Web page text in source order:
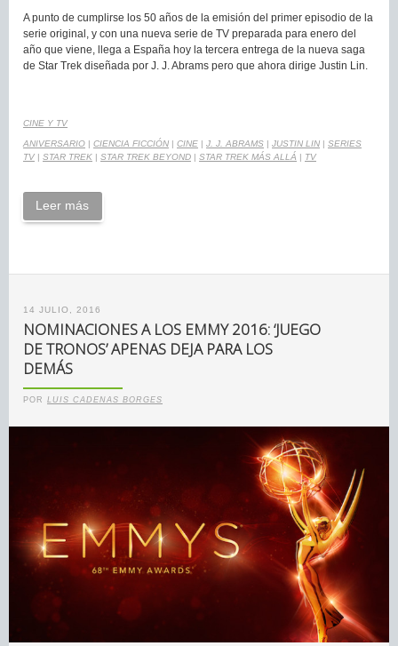
A punto de cumplirse los 50 años de la emisión del primer episodio de la
serie original, y con una nueva serie de TV preparada para enero del
año que viene, llega a España hoy la tercera entrega de la nueva saga
de Star Trek diseñada por J. J. Abrams pero que ahora dirige Justin Lin.
CINE Y TV
ANIVERSARIO | CIENCIA FICCIÓN | CINE | J. J. ABRAMS | JUSTIN LIN | SERIES
TV | STAR TREK | STAR TREK BEYOND | STAR TREK MÁS ALLÁ | TV
Leer más
14 JULIO, 2016
NOMINACIONES A LOS EMMY 2016: ‘JUEGO
DE TRONOS’ APENAS DEJA PARA LOS
DEMÁS
POR LUIS CADENAS BORGES